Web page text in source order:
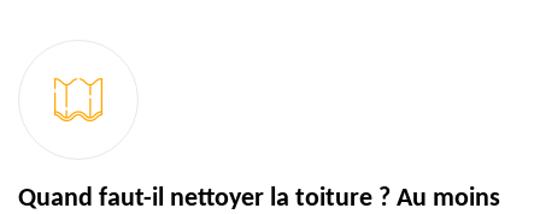
Quand faut-il nettoyer la toiture ? Au moins